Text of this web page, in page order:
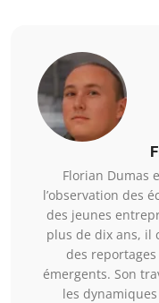
Florian Dumas
l’observation des
des jeunes
plus de dix ans, il
des
émergents. Son
les